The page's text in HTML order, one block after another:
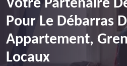
Votre Partenaire
Pour Le Débarras
Appartement,
Locaux